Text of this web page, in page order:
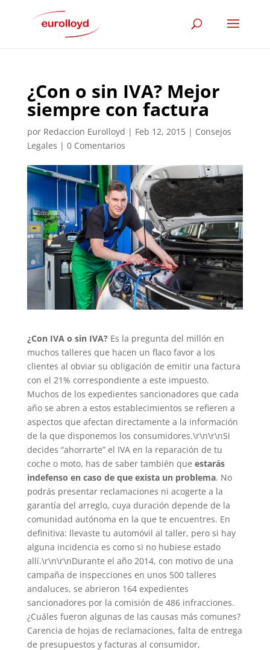
¿Con o sin IVA? Mejor
siempre con factura
por Redaccion Eurolloyd | Feb 12, 2015| Consejos
Legales | 0 Comentarios
¿Con IVA o sin IVA?Es la pregunta del millón en
muchos talleres que hacen un flaco favor a los
clientes al obviar su obligación de emitir una factura
con el 21% correspondiente a este impuesto.
Muchos de los expedientes sancionadores que cada
año se abren a estos establecimientos se refieren a
aspectos que afectan directamente a la información
de la que disponemos los consumidores.\r\n\r\nSi
decides “ahorrarte” el IVA en la reparación de tu
coche o moto, has de saber también que estarás
indefenso en caso de que exista un problema. No
podrás presentar reclamaciones ni acogerte a la
garantía del arreglo, cuya duración depende de la
comunidad autónoma en la que te encuentres. En
definitiva: llevaste tu automóvil al taller, pero si hay
alguna incidencia es como si no hubiese estado
allí.\r\n\r\nDurante el año 2014, con motivo de una
campaña de inspecciones en unos 500 talleres
andaluces, se abrieron 164 expedientes
sancionadores por la comisión de 486 infracciones.
¿Cuáles fueron algunas de las causas más comunes?
Carencia de hojas de reclamaciones, falta de entrega
de presupuestos y facturas al consumidor,